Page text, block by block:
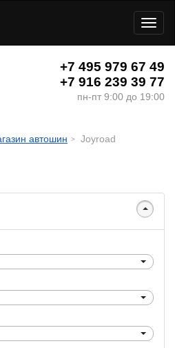
+7 495 979 67 49
+7 916 239 39 77
пн-пт 9:00 до 19:00
автошин Joyroad